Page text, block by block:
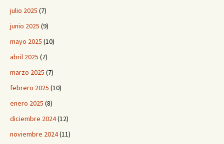
julio 2025 (7)
junio 2025 (9)
mayo 2025 (10)
abril 2025 (7)
marzo 2025 (7)
febrero 2025 (10)
enero 2025 (8)
diciembre 2024(12)
noviembre 2024(11)